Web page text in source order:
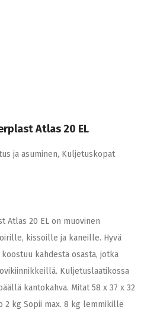
Atlas 20 EL
ja asuminen, Kuljetuskopat
Atlas 20 EL on muovinen
kissoille ja kaneille. Hyvä
kahdesta osasta, jotka
Kuljetuslaatikossa
kantokahva. Mitat 58 x 37 x 32
2 kg Sopii max. 8 kg lemmikille